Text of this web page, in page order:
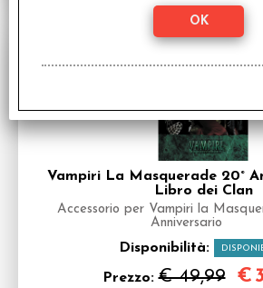
Vampiri La Masquerade 20°
Libro dei Clan
Accessorio per Vampiri la
Anniversario
Disponibilità:
Prezzo:€ 49,99 €